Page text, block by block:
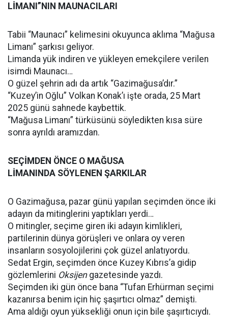
LİMANI”NIN MAUNACILARI
Tabii “Maunacı” kelimesini okuyunca aklıma “Mağusa
Limanı” şarkısı geliyor.
Limanda yük indiren ve yükleyen emekçilere verilen
isimdi Maunacı…
O güzel şehrin adı da artık “Gazimağusa’dır.”
“Kuzey’in Oğlu” Volkan Konak’ı işte orada, 25 Mart
2025 günü sahnede kaybettik.
“Mağusa Limanı” türküsünü söyledikten kısa süre
sonra ayrıldı aramızdan.
SEÇİMDEN ÖNCE O MAĞUSA
LİMANINDA SÖYLENEN ŞARKILAR
O Gazimağusa, pazar günü yapılan seçimden önce iki
adayın da mitinglerini yaptıkları yerdi…
O mitingler, seçime giren iki adayın kimlikleri,
partilerinin dünya görüşleri ve onlara oy veren
insanların sosyolojilerini çok güzel anlatıyordu.
Sedat Ergin, seçimden önce Kuzey Kıbrıs’a gidip
gözlemlerini Oksijengazetesinde yazdı.
Seçimden iki gün önce bana “Tufan Erhürman seçimi
kazanırsa benim için hiç şaşırtıcı olmaz” demişti.
Ama aldığı oyun yüksekliği onun için bile şaşırtıcıydı.